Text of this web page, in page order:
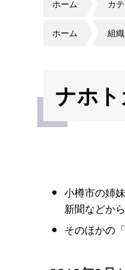
ホーム カ
ホーム 組織
ナホ
小樽市の姉
新聞などか
そのほかの